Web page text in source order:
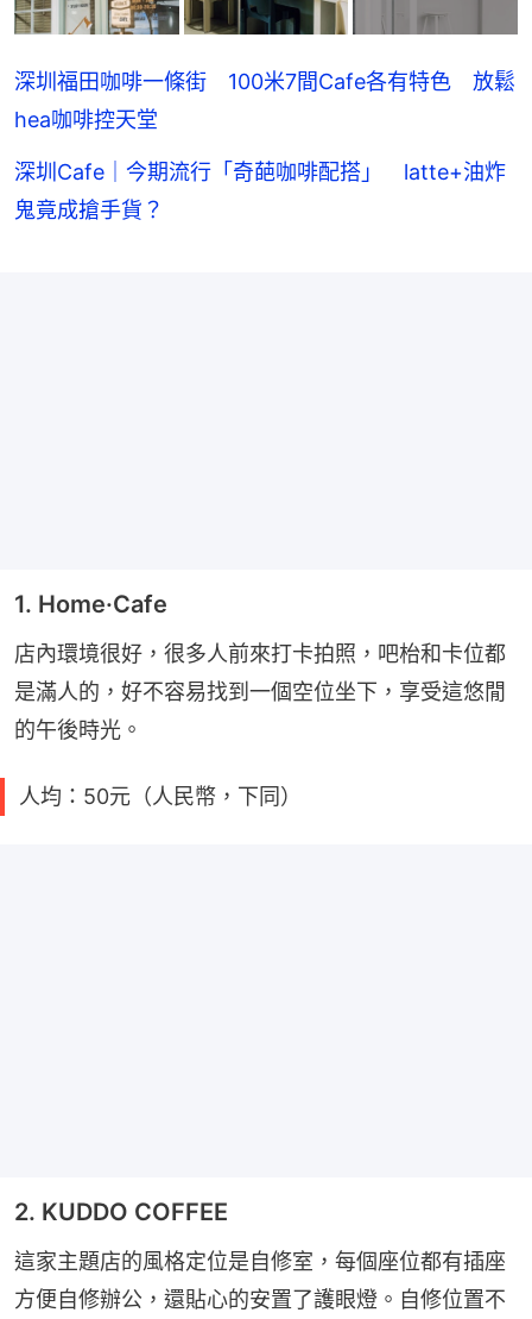
深圳福田咖啡一條街 100米7間Cafe各有特色 放鬆
hea咖啡控天堂
深圳Cafe｜今期流行「奇葩咖啡配搭」 latte+油炸
鬼竟成搶手貨？
1. Home·Cafe
店內環境很好，很多人前來打卡拍照，吧枱和卡位都
是滿人的，好不容易找到一個空位坐下，享受這悠閒
的午後時光。
人均：50元（人民幣，下同）
2. KUDDO COFFEE
這家主題店的風格定位是自修室，每個座位都有插座
方便自修辦公，還貼心的安置了護眼燈。自修位置不